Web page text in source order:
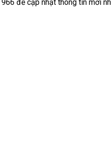
để cập nhật thông tin mới